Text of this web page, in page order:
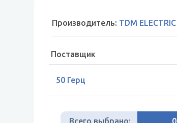
Производитель: TDM ELECTRIC
Поставщик
50 Герц
Всего выбрано: 0